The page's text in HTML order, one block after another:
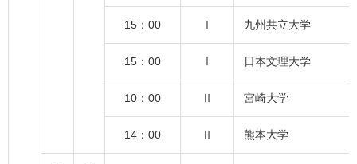
15：00 Ⅰ 九州共立大学
15：00 Ⅰ 日本文理大学
10：00 Ⅱ 宮崎大学
14：00 Ⅱ 熊本大学